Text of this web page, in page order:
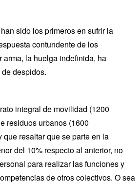
sido los primeros en sufrir la
contundente de los
la huelga indefinida, ha
despidos.
integral de movilidad (1200
residuos urbanos (1600
resaltar que se parte en la
del 10% respecto al anterior, no
para realizar las funciones y
de otros colectivos. O sea